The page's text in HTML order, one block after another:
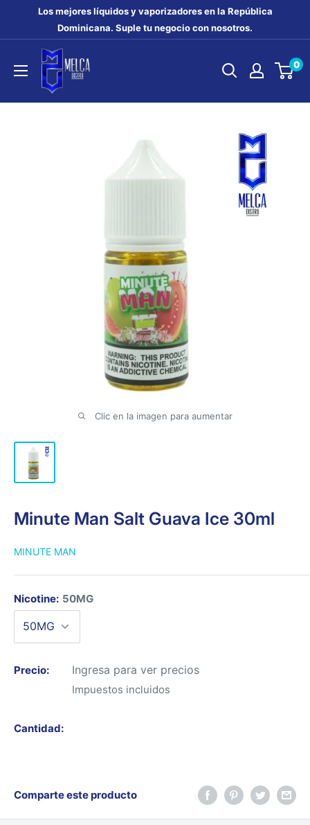
directamente
contenido
Los mejores líquidos y vaporizadores en la República
Dominicana. Suple tu negocio con nosotros.
MELCA
DISTRO
0
Clic en la imagen para aumentar
Minute Man Salt Guava Ice 30ml
MINUTE MAN
Nicotine: 50MG
Precio: Ingresa para ver precios
Impuestos incluidos
Cantidad:
Comparte este producto